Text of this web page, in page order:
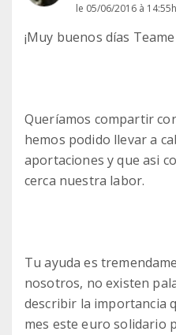
le 05/06/2016 à 14:55h
¡Muy buenos días
Queríamos compartir
hemos podido llevar a
aportaciones y que asi
cerca nuestra labor.
Tu ayuda es
nosotros, no existen
describir la importancia
mes este euro solidario